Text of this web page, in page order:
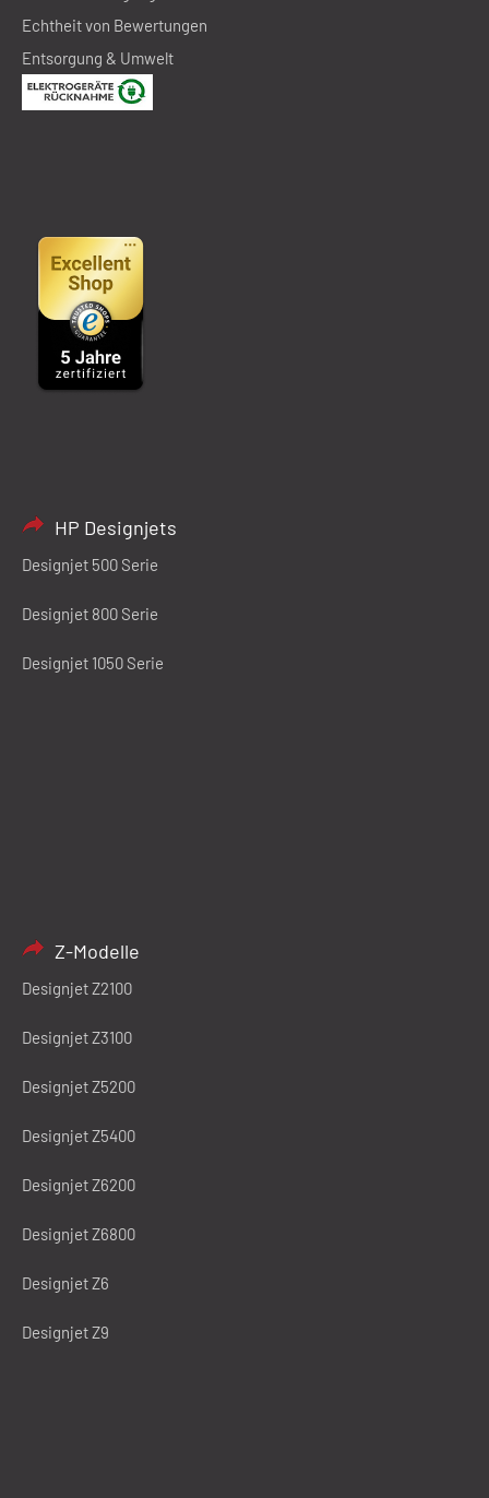
Echtheit von Bewertungen
Entsorgung & Umwelt
HP Designjets
Designjet 500 Serie
Designjet 800 Serie
Designjet 1050 Serie
Z-Modelle
Designjet Z2100
Designjet Z3100
Designjet Z5200
Designjet Z5400
Designjet Z6200
Designjet Z6800
Designjet Z6
Designjet Z9